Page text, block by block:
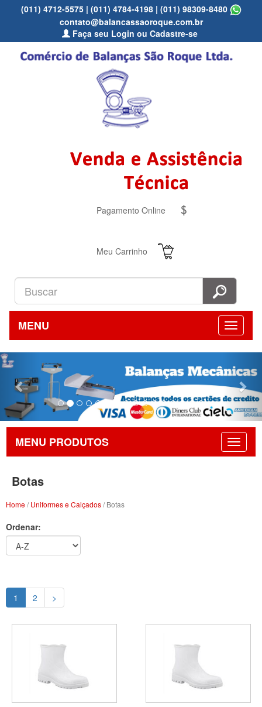
(011) 4712-5575| (011) 4784-4198| (011) 98309-8480
contato@balancassaoroque.com.br
Faça seu Login ou Cadastre-se
Pagamento Online
Meu Carrinho
MENU
Previous
MENU PRODUTOS
Botas
Home/Uniformes e Calçados/ Botas
Ordenar:
1 2 >